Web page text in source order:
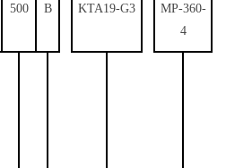
500 B KTA19-G3
MP-360-
4